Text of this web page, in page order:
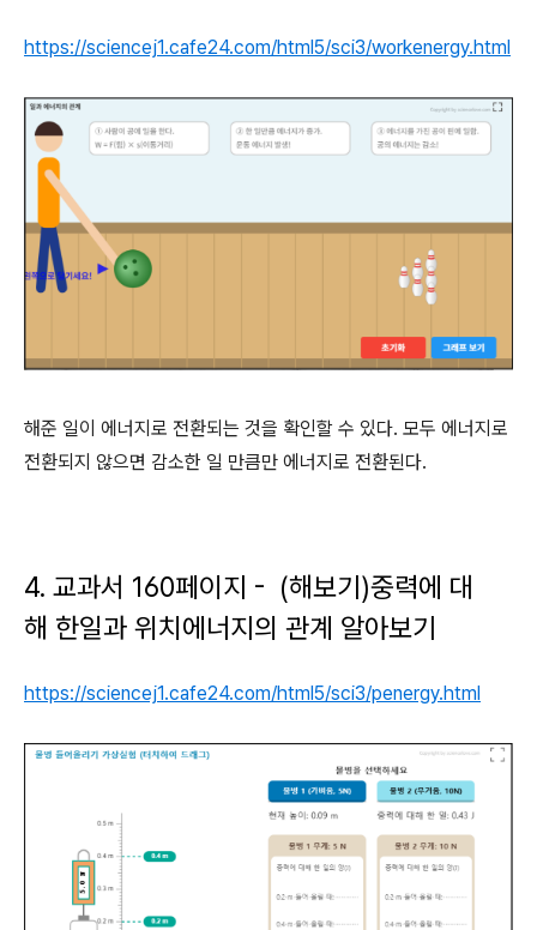
https://sciencej1.cafe24.com/html5/sci3/workenergy.html
해준 일이 에너지로 전환되는 것을 확인할 수 있다. 모두 에너지로
전환되지 않으면 감소한 일 만큼만 에너지로 전환된다.
4. 교과서 160페이지 - (해보기)중력에 대
해 한일과 위치에너지의 관계 알아보기
https://sciencej1.cafe24.com/html5/sci3/penergy.html